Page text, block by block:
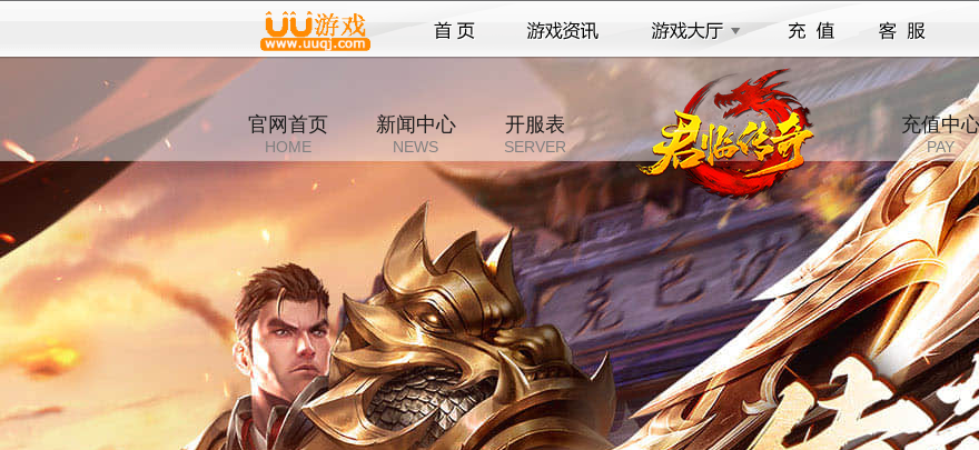
官网首页
HOME
新闻中心
NEWS
开服表
SERVER
充值中
PAY